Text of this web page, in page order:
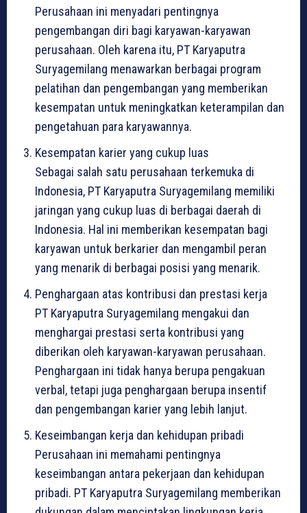
Perusahaan ini menyadari pentingnya
pengembangan diri bagi karyawan-karyawan
perusahaan. Oleh karena itu, PT Karyaputra
Suryagemilang menawarkan berbagai program
pelatihan dan pengembangan yang memberikan
kesempatan untuk meningkatkan keterampilan dan
pengetahuan para karyawannya.
Kesempatan karier yang cukup luas
Sebagai salah satu perusahaan terkemuka di
Indonesia, PT Karyaputra Suryagemilang memiliki
jaringan yang cukup luas di berbagai daerah di
Indonesia. Hal ini memberikan kesempatan bagi
karyawan untuk berkarier dan mengambil peran
yang menarik di berbagai posisi yang menarik.
Penghargaan atas kontribusi dan prestasi kerja
PT Karyaputra Suryagemilang mengakui dan
menghargai prestasi serta kontribusi yang
diberikan oleh karyawan-karyawan perusahaan.
Penghargaan ini tidak hanya berupa pengakuan
verbal, tetapi juga penghargaan berupa insentif
dan pengembangan karier yang lebih lanjut.
Keseimbangan kerja dan kehidupan pribadi
Perusahaan ini memahami pentingnya
keseimbangan antara pekerjaan dan kehidupan
pribadi. PT Karyaputra Suryagemilang memberikan